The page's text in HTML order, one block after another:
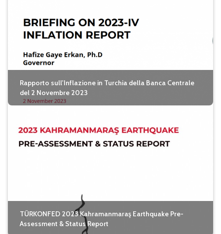
seguici su twitter
Rapporto sull'Inflazione in Turchia della Banca Centrale
del 2 Novembre 2023
TÜRKONFED 2023 Kahramanmaraş Earthquake Pre-
Assessment & Status Report